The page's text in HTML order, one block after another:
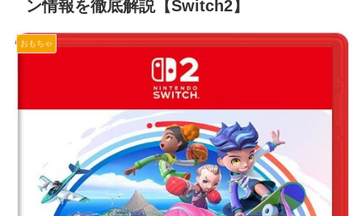
ン情報を徹底解説【Switch2】
おもちゃ